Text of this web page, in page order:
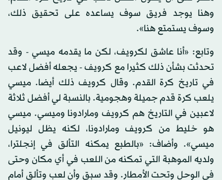
وهنا يوجد فريق سوف يساعده على تحقيق ذلك،
وسوف يستمتع هنا».
وتابع: «أنا عاشق لكرويف، لكن ما يقدمه ميسي - وقد
تحدثت بشأن ذلك كثيرا مع كرويف - يجعله أفضل لاعب
في تاريخ كرة القدم. وقال كرويف ذلك أيضا. ميسي
يلعب كرة قدم جميلة وهجومية. بالنسبة لي أفضل ثلاثة
لاعبين في التاريخ هم كرويف ومارادونا وميسي. ميسي
هو خليط من كرويف ومارادونا، لكنه يظل ليونيل
ميسي». وأضاف: «بالطبع يمكنه التألق في إنجلترا،
ولديه الموهبة التي تمكنه من اللعب في أي مكان وحتى
في الوحل وتحت الأمطار. وقد سبق وأن لعب وتألق أمام